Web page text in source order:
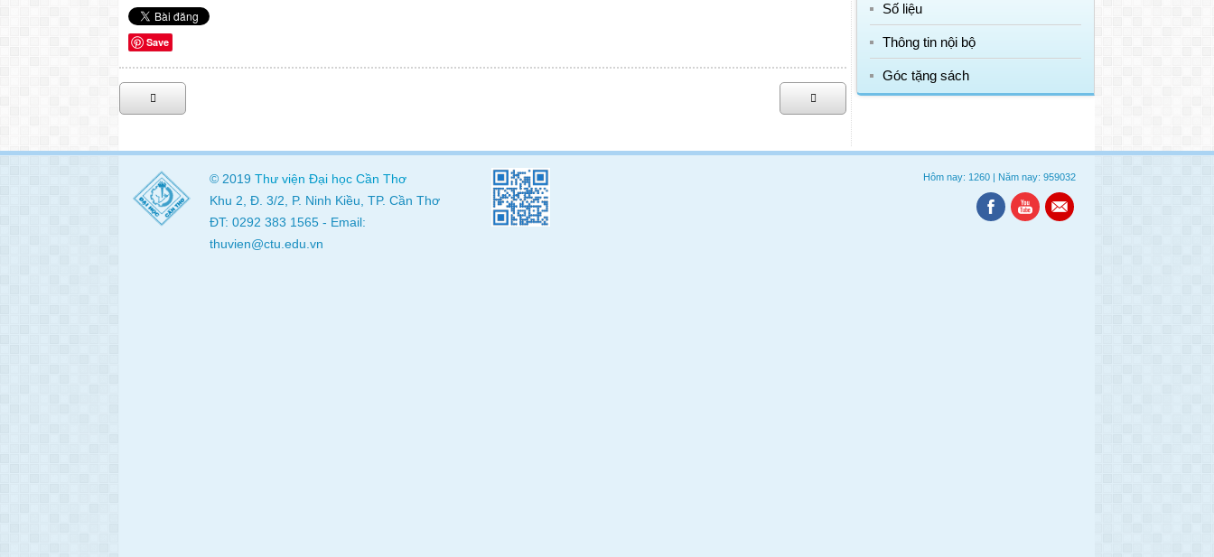
Save
Số liệu
Thông tin nội bộ
Góc tặng sách
© 2019 Thư viện Đại học Cần Thơ
Khu 2, Đ. 3/2, P. Ninh Kiều, TP. Cần Thơ
ĐT: 0292 383 1565 - Email:
thuvien@ctu.edu.vn
Hôm nay: 1260 | Năm nay: 959032